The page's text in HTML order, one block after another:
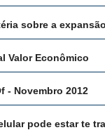
sobre a
Valor Econômico
- Novembro 2012
pode estar te